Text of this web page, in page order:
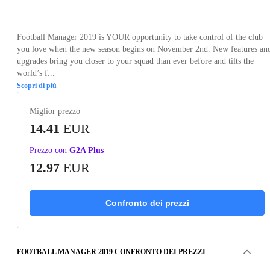
Football Manager 2019 is YOUR opportunity to take control of the club
you love when the new season begins on November 2nd. New features
upgrades bring you closer to your squad than ever before and tilts the
world’s f...
Scopri di più
Miglior prezzo
14.41 EUR
Prezzo con G2A Plus
12.97 EUR
Confronto dei prezzi
FOOTBALL MANAGER 2019 CONFRONTO DEI PREZZI